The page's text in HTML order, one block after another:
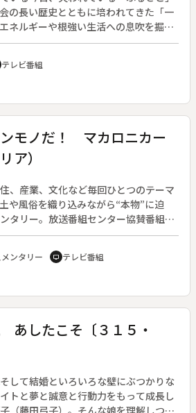
の長い歴史とともに培われてきた「一
ネルギーや根強い生活への息吹を掘り
。放送番組センター協賛番組。◆舞台
市。発展目まぐるしいこの都市に、数
屋が増えていた。彼らが岡山県北部の
る集団であることに気づいている人は
寝静まっている頃から準備を始める。
学士も散見される。彼らは一様に大き
てこの部隊に参加しているのである。
。彼らはそれぞれにルートを持ってお
あるという。午後１時、芋がなくなっ
要請。補給を終えた販売員は休むこと
いくのであった。午後１１時、ようや
た。結局、最後の１人が帰還したのは
こうして焼芋部隊の長い１日が終わ
テレビ番組
モノだ！ マカロニカー
ア）
、産業、文化など毎回ひとつのテーマ
や風俗を織り込みながら“本物”に迫
タリー。放送番組センター協賛番組。
～１９７０年３月２９日放送、全２６
タリアの熱狂的なクルマ好きの男た
性重視の小型車はもちろん、趣味性・
級車や、高速を目指すレース用のクル
スポーツカーの開発者など、クルマに
性たちを追う。
メンタリー tv テレビ番組
あしたこそ〔３１５・
して結婚といろいろな壁にぶつかりな
トと夢と誠意と行動力をもって成長し